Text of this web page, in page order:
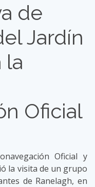
de
Jardín
la
Oficial
Oficial y
la visita de un grupo
de Ranelagh, en